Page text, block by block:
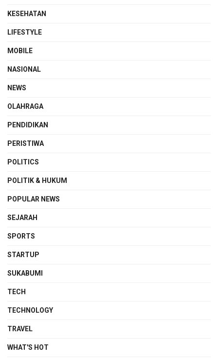
KESEHATAN
LIFESTYLE
MOBILE
NASIONAL
NEWS
OLAHRAGA
PENDIDIKAN
PERISTIWA
POLITICS
POLITIK & HUKUM
POPULAR NEWS
SEJARAH
SPORTS
STARTUP
SUKABUMI
TECH
TECHNOLOGY
TRAVEL
WHAT'S HOT